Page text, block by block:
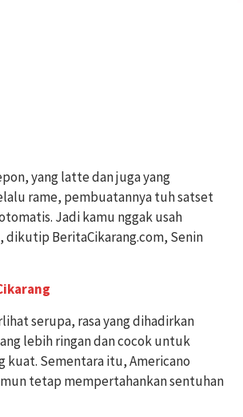
yang latte dan juga yang
rame, pembuatannya tuh satset
Jadi kamu nggak usah
dikutip BeritaCikarang.com, Senin
serupa, rasa yang dihadirkan
lebih ringan dan cocok untuk
kuat. Sementara itu, Americano
tetap mempertahankan sentuhan